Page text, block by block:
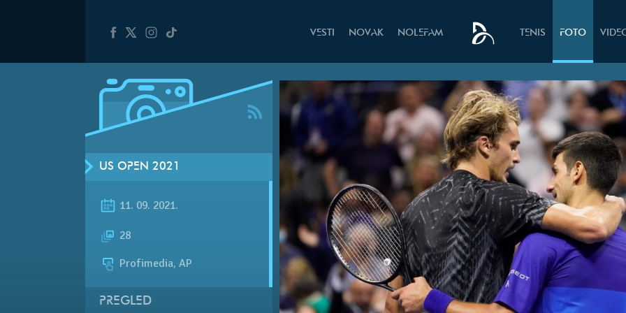
VESTI NOVAK NOLEFAM TENIS FOTO
US OPEN 2021
11. 09. 2021.
28
Profimedia, AP
PREGLED